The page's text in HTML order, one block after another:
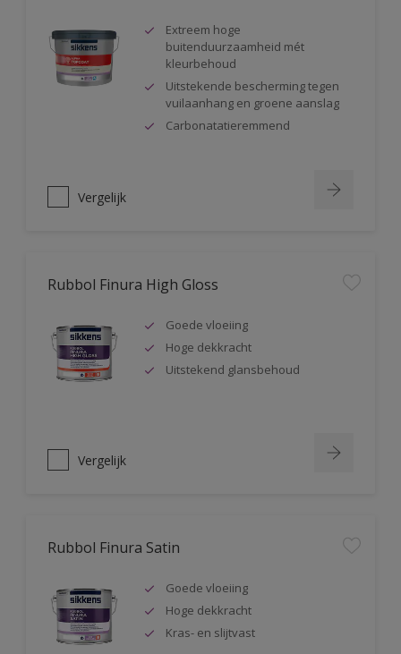
Extreem hoge
buitenduurzaamheid mét
kleurbehoud
Uitstekende bescherming tegen
vuilaanhang en groene aanslag
Carbonatatieremmend
Vergelijk
Rubbol Finura High Gloss
Goede vloeiing
Hoge dekkracht
Uitstekend glansbehoud
Vergelijk
Rubbol Finura Satin
Goede vloeiing
Hoge dekkracht
Kras- en slijtvast